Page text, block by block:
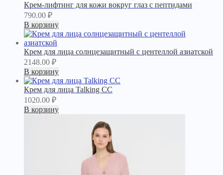
Крем-лифтинг для кожи вокруг глаз с пептидами
790.00 ₽
В корзину
Крем для лица солнцезащитный с центеллой азиатской
2148.00 ₽
В корзину
Крем для лица Talking CC
1020.00 ₽
В корзину